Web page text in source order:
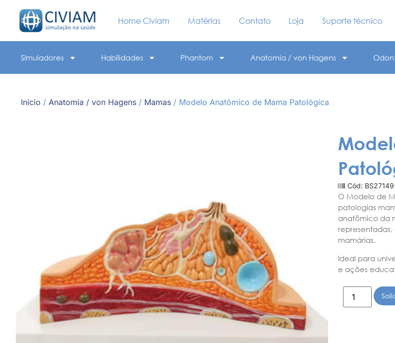
Home Civiam Matérias Contato Loja Suporte técnico
Simuladores Habilidades Phantom Anatomia / von Hagens
Início / Anatomia / von Hagens / Mamas / Modelo Anatômico de Mama Patológica
Cód: BS27149
O Modelo de
patologias
anatômico da
mamárias.
Ideal para
e ações